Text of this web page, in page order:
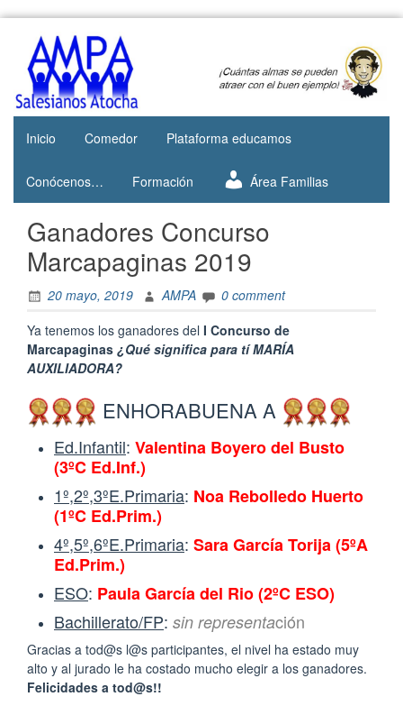
contentAMPA
Salesianos
Atocha
Web del
AMPA del
Colegio
Salesianos
de Atocha
Inicio
Comedor Plataforma educamos
Conócenos… Formación Área Familias
Ganadores Concurso
Marcapaginas 2019
20 mayo, 2019 AMPA
0 comment
Ya tenemos los ganadores del I Concurso de
Marcapaginas ¿Qué significa para tí MARÍA
AUXILIADORA?
ENHORABUENA A
Ed.Infantil: Valentina Boyero del Busto
(3ºC Ed.Inf.)
1º,2º,3ºE.Primaria: Noa Rebolledo Huerto
(1ºC Ed.Prim.)
4º,5º,6ºE.Primaria: Sara García Torija (5ºA
Ed.Prim.)
ESO: Paula García del Rio(2ºC ESO)
Bachillerato/FP: sin representación
Gracias a tod@s l@s participantes, el nivel ha estado muy
alto y al jurado le ha costado mucho elegir a los ganadores.
Felicidades a tod@s!!